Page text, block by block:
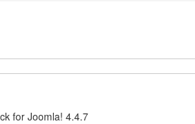
for Joomla! 4.4.7